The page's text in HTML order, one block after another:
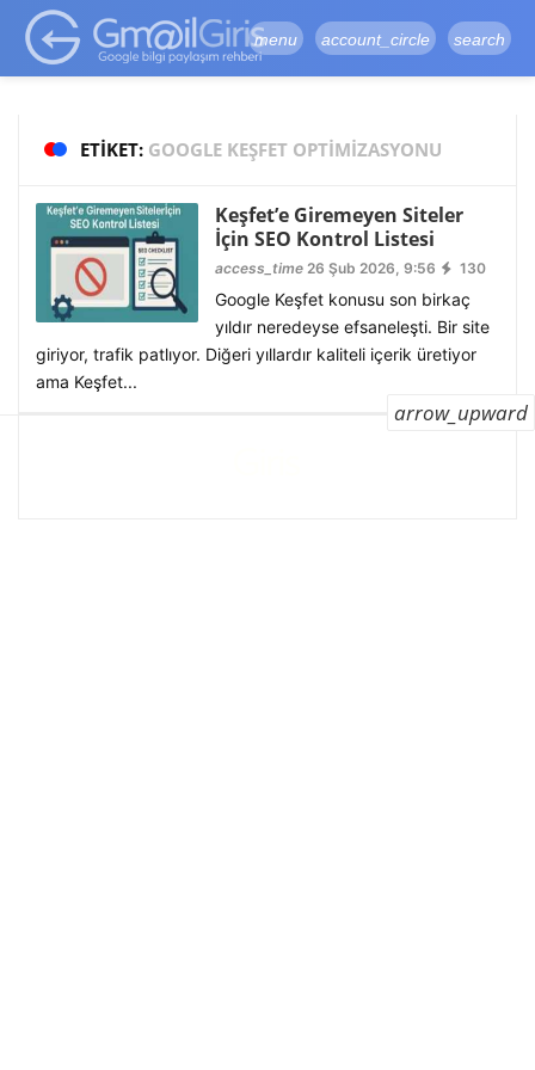
google-site-
verification=vqSI0upH550kabR5X8xpjMYieaXmuBueYgCJBW3uetM
menu account_circle search
ETIKET: GOOGLE KEŞFET OPTIMIZASYONU
Keşfet’e Giremeyen Siteler
İçin SEO Kontrol Listesi
access_time26 Şub 2026, 9:56 130
Google Keşfet konusu son birkaç
yıldır neredeyse efsaneleşti. Bir site
giriyor, trafik patlıyor. Diğeri yıllardır kaliteli içerik üretiyor
ama Keşfet...
arrow_upward